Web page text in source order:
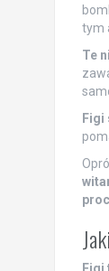
tym
Te
Figi